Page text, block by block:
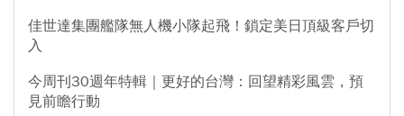
佳世達集團艦隊無人機小隊起飛！鎖定美日頂級客戶切
入
今周刊30週年特輯｜更好的台灣：回望精彩風雲，預
見前瞻行動